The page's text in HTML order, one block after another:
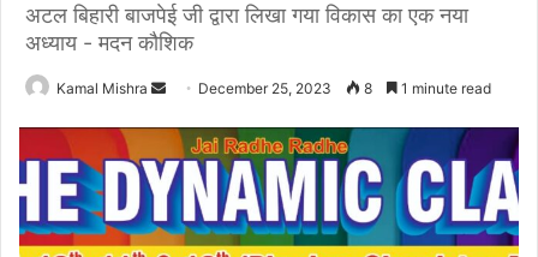
अटल बिहारी बाजपेई जी द्वारा लिखा गया विकास का एक नया
अध्याय - मदन कौशिक
Kamal Mishra
Send
email
December 25, 2023 8 1 minute read